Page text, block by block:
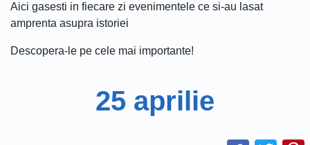
Aici gasesti in fiecare zi evenimentele ce si-au lasat
amprenta asupra istoriei
Descopera-le pe cele mai importante!
25 aprilie